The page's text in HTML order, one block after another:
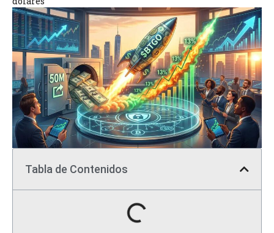
Tabla de Contenidos